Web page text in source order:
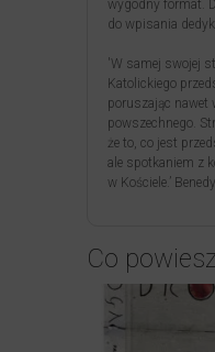
wygodny format.
do wpisania
'W samej swojej
Katolickiego
poruszając nawet
powszechnego.
że to, co jest
ale spotkaniem z
w Kościele.’
Co